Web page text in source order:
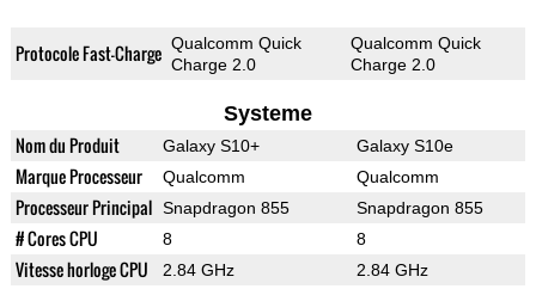
Protocole Fast-Charge Qualcomm Quick
Charge 2.0
Qualcomm Quick
Charge 2.0
Systeme
Nom du Produit Galaxy S10+ Galaxy S10e
Marque Processeur Qualcomm Qualcomm
Processeur Principal Snapdragon 855 Snapdragon 855
# Cores CPU 8 8
Vitesse horloge CPU 2.84 GHz 2.84 GHz